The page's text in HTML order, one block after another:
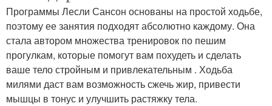
Программы Лесли Сансон основаны на простой ходьбе,
поэтому ее занятия подходят абсолютно каждому. Она
стала автором множества тренировок по пешим
прогулкам, которые помогут вам похудеть и сделать
ваше тело стройным и привлекательным . Ходьба
милями даст вам возможность сжечь жир, привести
мышцы в тонус и улучшить растяжку тела.